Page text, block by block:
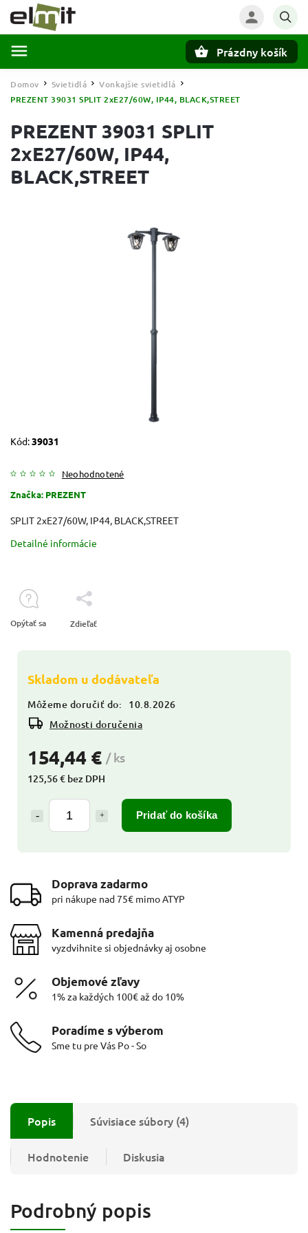
Prázdny košík
Domov / Svietidlá / Vonkajšie svietidlá /
PREZENT 39031 SPLIT 2xE27/60W, IP44, BLACK,STREET
PREZENT 39031 SPLIT
2xE27/60W, IP44,
BLACK,STREET
Kód:39031
Neohodnotené
Značka: PREZENT
154,44 €/ ks
125,56 € bez DPH
Pridať do košíka
Skladom u dodávateľa
Môžeme doručiť do:
10.8.2026
Možnosti doručenia
SPLIT 2xE27/60W, IP44, BLACK,STREET
Detailné informácie
Opýtať sa Zdieľať
Doprava zadarmo
pri nákupe nad 75€ mimo ATYP
Kamenná predajňa
vyzdvihnite si objednávky aj osobne
Objemové zľavy
1% za každých 100€ až do 10%
Poradíme s výberom
Sme tu pre Vás Po - So
Popis Súvisiace súbory (4)
Hodnotenie Diskusia
Podrobný popis